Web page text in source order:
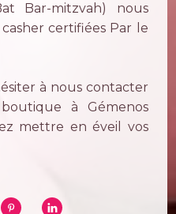
Bar-mitzvah) nous
certifiées Par le
à nous contacter
à Gémenos
mettre en éveil vos